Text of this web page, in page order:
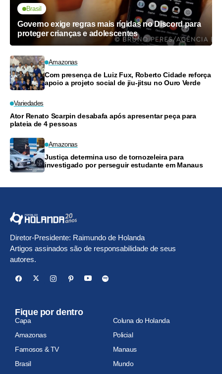
Brasil
Governo exige regras mais rígidas no Discord para
proteger crianças e adolescentes
Amazonas
Com presença de Luiz Fux, Roberto Cidade reforça
apoio a projeto social de jiu-jitsu no Ouro Verde
Variedades
Ator Renato Scarpin desabafa após apresentar peça para
plateia de 4 pessoas
Amazonas
Justiça determina uso de tornozeleira para
investigado por perseguir estudante em Manaus
Diretor-Presidente: Raimundo de Holanda
Artigos assinados são de responsabilidade de seus
autores.
Fique por dentro
Capa
Coluna do Holanda
Amazonas
Policial
Famosos & TV
Manaus
Brasil
Mundo